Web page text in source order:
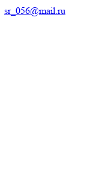
sr_056@mail.ru